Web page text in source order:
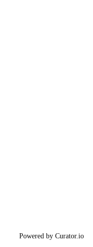
Powered by Curator.io